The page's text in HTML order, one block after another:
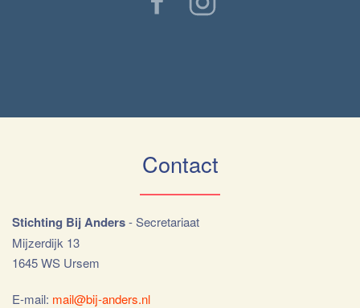
Contact
Stichting Bij Anders- Secretariaat
Mijzerdijk 13
1645 WS Ursem
E-mail: mail@bij-anders.nl